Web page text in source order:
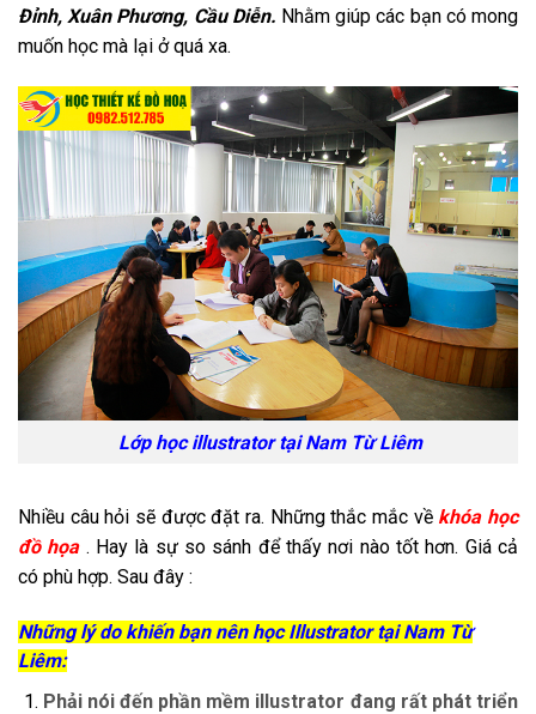
Đỉnh, Xuân Phương, Cầu Diễn. Nhằm giúp các bạn có mong
muốn học mà lại ở quá xa.
Lớp học illustrator tại Nam Từ Liêm
Nhiều câu hỏi sẽ được đặt ra. Những thắc mắc về khóa học
đồ họa. Hay là sự so sánh để thấy nơi nào tốt hơn. Giá cả
có phù hợp. Sau đây :
Những lý do khiến bạn nên học Illustrator tại Nam Từ
Liêm:
Phải nói đến phần mềm illustrator đang rất phát triển